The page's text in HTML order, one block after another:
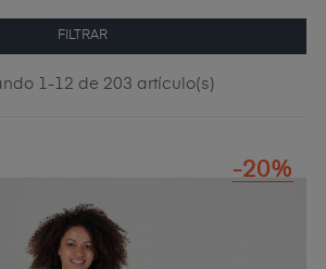
FILTRAR
1-12 de 203 artículo(s)
-20%